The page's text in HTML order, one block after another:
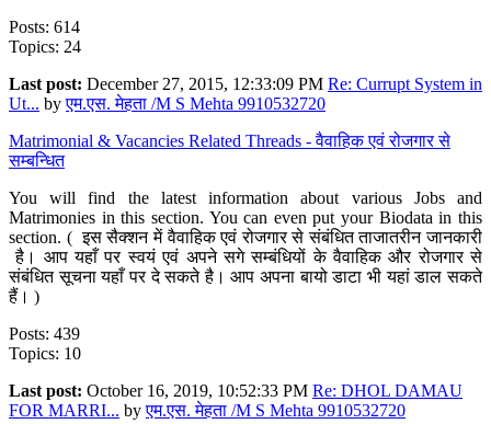
Posts: 614
Topics: 24
Last post: December 27, 2015, 12:33:09 PM Re: Currupt System in
Ut... byएम.एस. मेहता /M S Mehta 9910532720
Matrimonial & Vacancies Related Threads - वैवाहिक एवं रोजगार से
सम्बन्धित
You will find the latest information about various Jobs and
Matrimonies in this section. You can even put your Biodata in this
section. ( इस सैक्शन में वैवाहिक एवं रोजगार से संबंधित ताजातरीन जानकारी
है। आप यहाँ पर स्वयं एवं अपने सगे सम्बंधियों के वैवाहिक और रोजगार से
संबंधित सूचना यहाँ पर दे सकते है। आप अपना बायो डाटा भी यहां डाल सकते
हैं। )
Posts: 439
Topics: 10
Last post: October 16, 2019, 10:52:33 PM Re: DHOL DAMAU
FOR MARRI... byएम.एस. मेहता /M S Mehta 9910532720